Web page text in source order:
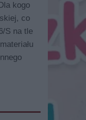
kogo
co
S na tle